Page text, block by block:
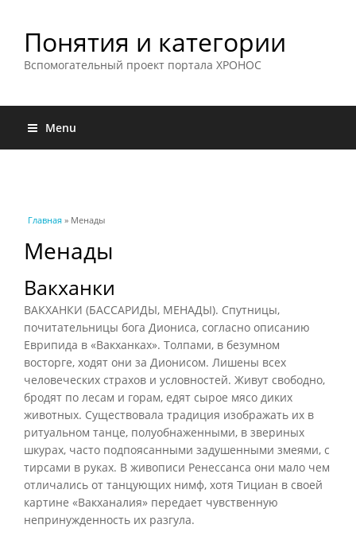
Понятия и категории
Вспомогательный проект портала ХРОНОС
Menu
Вы здесь
Главная » Менады
Менады
Вакханки
ВАКХАНКИ (БАССАРИДЫ, МЕНАДЫ). Спутницы,
почитательницы бога Диониса, согласно описанию
Еврипида в «Вакханках». Толпами, в безумном
восторге, ходят они за Дионисом. Лишены всех
человеческих страхов и условностей. Живут свободно,
бродят по лесам и горам, едят сырое мясо диких
животных. Существовала традиция изображать их в
ритуальном танце, полуобнаженными, в звериных
шкурах, часто подпоясанными задушенными змеями, с
тирсами в руках. В живописи Ренессанса они мало чем
отличались от танцующих нимф, хотя Тициан в своей
картине «Вакханалия» передает чувственную
непринужденность их разгула.